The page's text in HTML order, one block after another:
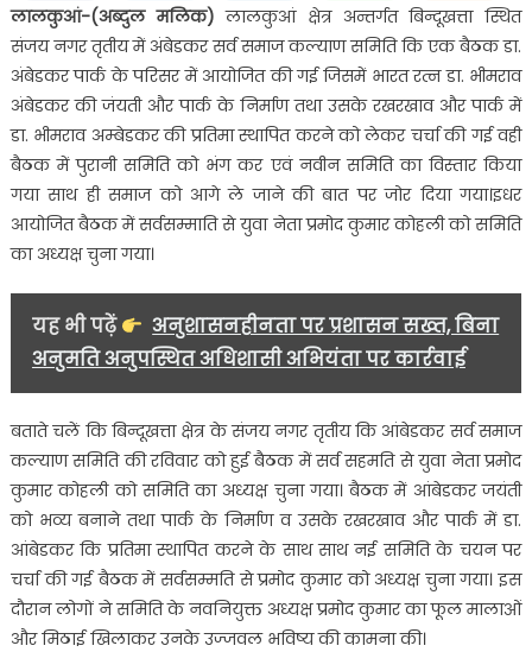
समिति
की
हुई
बैठक,
भारत
रत्न
डा.
भीमराव
जंयती
को
लेकर
लालकुआं-(अब्दुल मलिक) लालकुआं क्षेत्र अन्तर्गत बिन्दूखत्ता स्थित
संजय नगर तृतीय में अंबेडकर सर्व समाज कल्याण समिति कि एक बैठक डा.
अंबेडकर पार्क के परिसर में आयोजित की गई जिसमें भारत रत्न डा. भीमराव
अंबेडकर की जंयती और पार्क के निर्माण तथा उसके रखरखाव और पार्क में
डा. भीमराव अम्बेडकर की प्रतिमा स्थापित करने को लेकर चर्चा की गई वही
बैठक में पुरानी समिति को भंग कर एवं नवीन समिति का विस्तार किया
गया साथ ही समाज को आगे ले जाने की बात पर जोर दिया गया।इधर
आयोजित बैठक में सर्वसम्माति से युवा नेता प्रमोद कुमार कोहली को समिति
का अध्यक्ष चुना गया।
यह भी पढ़ें
अनुशासनहीनता पर प्रशासन सख्त, बिना
अनुमति अनुपस्थित अधिशासी अभियंता पर कार्रवाई
बताते चलें कि बिन्दूखत्ता क्षेत्र के संजय नगर तृतीय कि आंबेडकर सर्व समाज
कल्याण समिति की रविवार को हुई बैठक में सर्व सहमति से युवा नेता प्रमोद
कुमार कोहली को समिति का अध्यक्ष चुना गया। बैठक में आंबेडकर जयंती
को भव्य बनाने तथा पार्क के निर्माण व उसके रखरखाव और पार्क में डा.
आंबेडकर कि प्रतिमा स्थापित करने के साथ साथ नई समिति के चयन पर
चर्चा की गई बैठक में सर्वसम्मति से प्रमोद कुमार को अध्यक्ष चुना गया। इस
दौरान लोगों ने समिति के नवनियुक्त अध्यक्ष प्रमोद कुमार का फूल मालाओं
और मिठाई खिलाकर उनके उज्जवल भविष्य की कामना की।